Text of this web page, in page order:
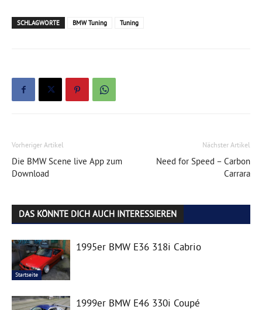
SCHLAGWORTE BMW Tuning Tuning
Vorheriger Artikel
Die BMW Scene live App zum
Download
Nächster Artikel
Need for Speed – Carbon
Carrara
DAS KÖNNTE DICH AUCH INTERESSIEREN
Startseite
1995er BMW E36 318i Cabrio
1999er BMW E46 330i Coupé